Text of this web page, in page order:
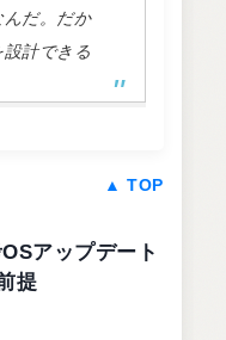
んだ。だか
計できる
▲ TOP
アップデート
提